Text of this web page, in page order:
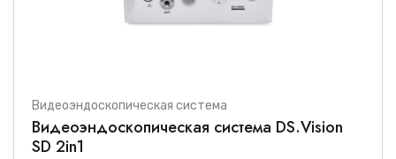
Видеоэндоскопическая система
Видеоэндоскопическая система DS.Vision
SD 2in1